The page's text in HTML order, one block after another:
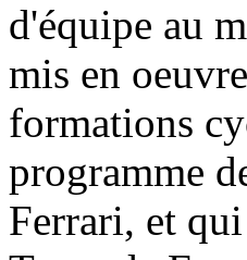
d'équipe au
mis en
formations
programme
Ferrari, et